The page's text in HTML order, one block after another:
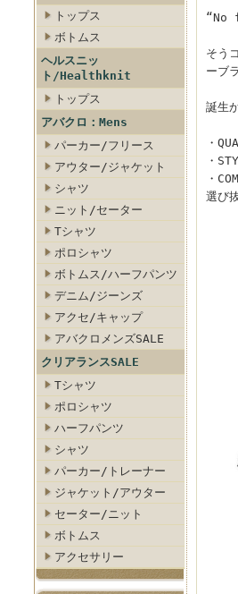
トップス
ボトムス
ヘルスニッ
ト/Healthknit
トップス
アバクロ：Mens
パーカー/フリース
アウター/ジャケット
シャツ
ニット/セーター
Tシャツ
ポロシャツ
ボトムス/ハーフパンツ
デニム/ジーンズ
アクセ/キャップ
アバクロメンズSALE
クリアランスSALE
Tシャツ
ポロシャツ
ハーフパンツ
シャツ
パーカー/トレーナー
ジャケット/アウター
セーター/ニット
ボトムス
アクセサリー
“No
そう
ーブ
誕生
・
・
・
選び